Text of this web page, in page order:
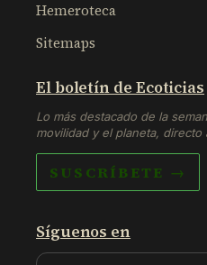
Hemeroteca
Sitemaps
El boletín de Ecoticias
Lo más destacado de la
movilidad y el planeta, directo
SUSCRÍBETE →
Síguenos en